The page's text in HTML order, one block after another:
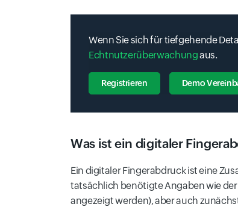
Wenn Sie sich für tiefgehende
Echtnutzerüberwachungaus.
Registrieren Demo
Was ist ein digitaler
Ein digitaler Fingerabdruck ist eine
tatsächlich benötigte Angaben wie
angezeigt werden), aber auch